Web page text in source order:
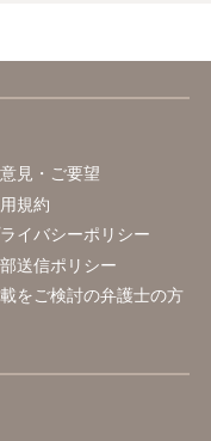
見・ご要望
規約
イバシーポリシー
送信ポリシー
をご検討の弁護士の方